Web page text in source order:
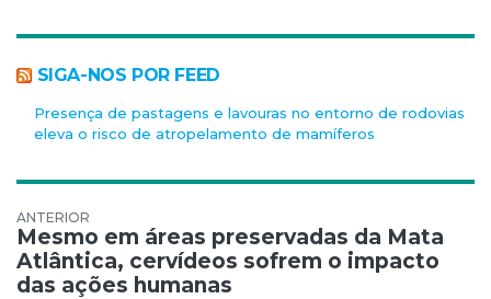
SIGA-NOS POR FEED
Presença de pastagens e lavouras no entorno de rodovias
eleva o risco de atropelamento de mamíferos
Navegação de Post
Mesmo em áreas preservadas da Mata
Atlântica, cervídeos sofrem o impacto
das ações humanas